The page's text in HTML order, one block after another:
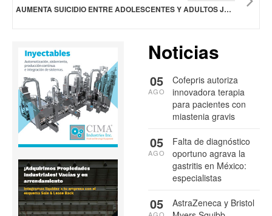
AUMENTA SUICIDIO ENTRE ADOLESCENTES Y ADULTOS JÓVENES EN EL CONTINENTE AMERICANO: OPS
Noticias
Cofepris autoriza
innovadora terapia
para pacientes con
miastenia gravis
05
AGO
Falta de diagnóstico
oportuno agrava la
gastritis en México:
especialistas
05
AGO
AstraZeneca y Bristol
05
AGO